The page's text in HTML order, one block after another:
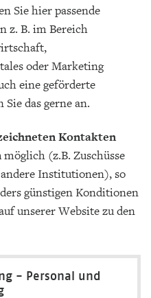
Sie hier passende
z. B. im Bereich
oder Marketing
eine geförderte
das gerne an.
Kontakten
möglich (z.B. Zuschüsse
Institutionen), so
günstigen Konditionen
unserer Website zu den
- Personal und